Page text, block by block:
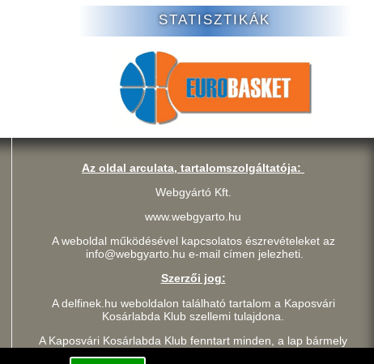
STATISZTIKÁK
Az oldal arculata, tartalomszolgáltatója:
Webgyártó Kft.
www.webgyarto.hu
A weboldal működésével kapcsolatos észrevételeket az
info@webgyarto.hu e-mail címen jelezheti.
Szerzői jog:
A delfinek.hu weboldalon található tartalom a Kaposvári
Kosárlabda Klub szellemi tulajdona.
A Kaposvári Kosárlabda Klub fenntart minden, a lap bármely